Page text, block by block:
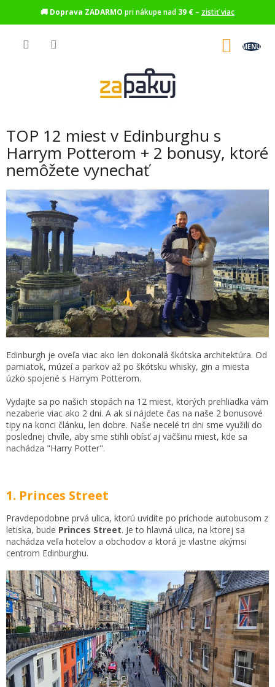
🚚 Doprava ZADARMO pri nákupe nad 39 € – zistiť viac
TOP 12 miest v Edinburghu s
Harrym Potterom + 2 bonusy, ktoré
nemôžete vynechať
Edinburgh je oveľa viac ako len dokonalá škótska architektúra. Od
pamiatok, múzeí a parkov až po škótsku whisky, gin a miesta
úzko spojené s Harrym Potterom.
Vydajte sa po našich stopách na 12 miest, ktorých prehliadka vám
nezaberie viac ako 2 dni. A ak si nájdete čas na naše 2 bonusové
tipy na konci článku, len dobre. Naše necelé tri dni sme využili do
poslednej chvíle, aby sme stihli obísť aj väčšinu miest, kde sa
nachádza "Harry Potter".
1. Princes Street
Pravdepodobne prvá ulica, ktorú uvidíte po príchode autobusom z
letiska, bude Princes Street. Je to hlavná ulica, na ktorej sa
nachádza veľa hotelov a obchodov a ktorá je vlastne akýmsi
centrom Edinburghu.